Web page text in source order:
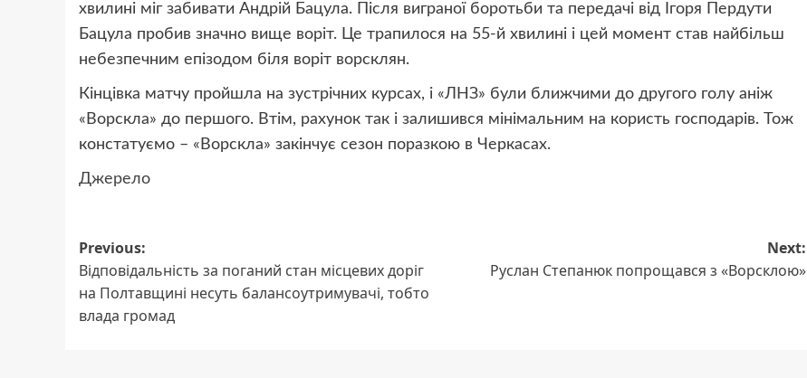
хвилині міг забивати Андрій Бацула. Після виграної боротьби та передачі від Ігоря Пердути
Бацула пробив значно вище воріт. Це трапилося на 55-й хвилині і цей момент став найбільш
небезпечним епізодом біля воріт ворсклян.
Кінцівка матчу пройшла на зустрічних курсах, і «ЛНЗ» були ближчими до другого голу аніж
«Ворскла» до першого. Втім, рахунок так і залишився мінімальним на користь господарів. Тож
констатуємо – «Ворскла» закінчує сезон поразкою в Черкасах.
Джерело
Post
navigation
Previous:
Відповідальність за поганий стан місцевих доріг
на Полтавщині несуть балансоутримувачі, тобто
влада громад
Next:
Руслан Степанюк попрощався з «Ворсклою»